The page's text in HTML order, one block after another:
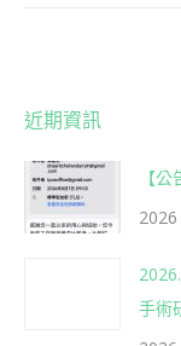
近期資訊
【
手術